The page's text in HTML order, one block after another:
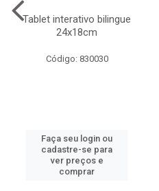
Tablet interativo bilingue
24x18cm
Código: 830030
Faça seu login ou
cadastre-se para
ver preços e
comprar